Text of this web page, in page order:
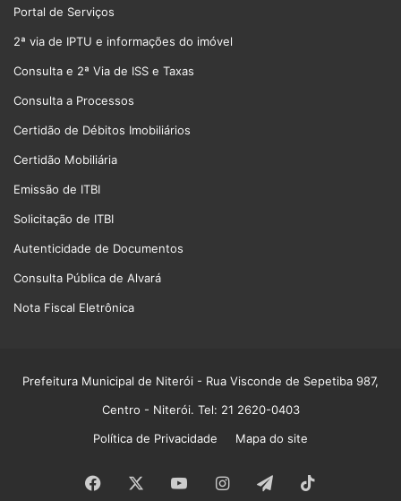
Portal de Serviços
2ª via de IPTU e informações do imóvel
Consulta e 2ª Via de ISS e Taxas
Consulta a Processos
Certidão de Débitos Imobiliários
Certidão Mobiliária
Emissão de ITBI
Solicitação de ITBI
Autenticidade de Documentos
Consulta Pública de Alvará
Nota Fiscal Eletrônica
Prefeitura Municipal de Niterói - Rua Visconde de Sepetiba 987,
Centro - Niterói. Tel: 21 2620-0403
Política de Privacidade
Mapa do site
Facebook YouTubeInstagram
Telegram